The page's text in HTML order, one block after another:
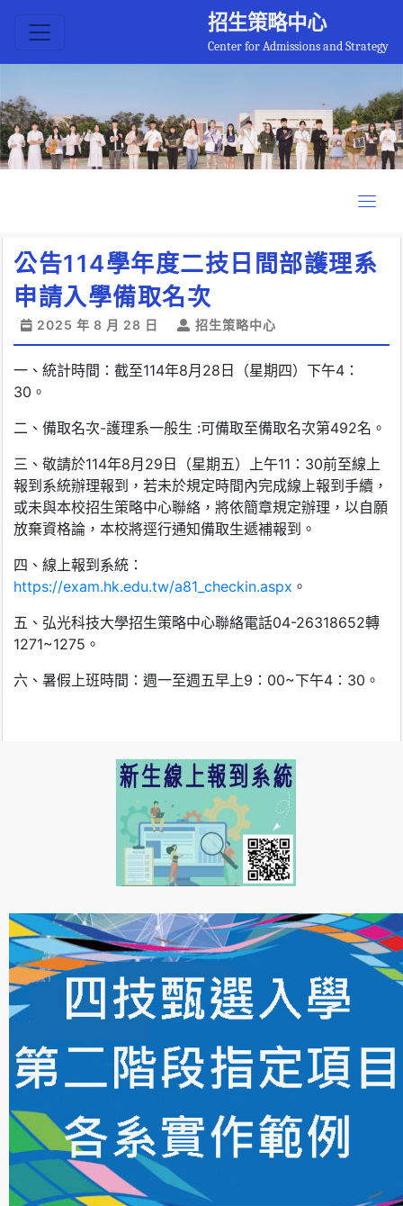
招生策略中心
Center for Admissions and Strategy
公告114學年度二技日間部護理系
申請入學備取名次
2025 年 8 月 28 日 招生策略中心
一、統計時間：截至114年8月28日（星期四）下午4：
30。
二、備取名次-護理系一般生 :可備取至備取名次第492名。
三、敬請於114年8月29日（星期五）上午11：30前至線上
報到系統辦理報到，若未於規定時間內完成線上報到手續，
或未與本校招生策略中心聯絡，將依簡章規定辦理，以自願
放棄資格論，本校將逕行通知備取生遞補報到。
四、線上報到系統：
https://exam.hk.edu.tw/a81_checkin.aspx 。
五、弘光科技大學招生策略中心聯絡電話04-26318652轉
1271~1275。
六、暑假上班時間：週一至週五早上9：00~下午4：30。